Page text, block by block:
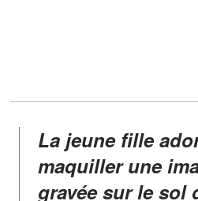
La jeune fille adorait également
maquiller une
gravée sur le sol